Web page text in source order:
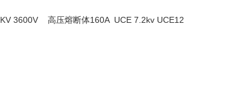
3600V 高压熔断体160A UCE 7.2kv UCE12